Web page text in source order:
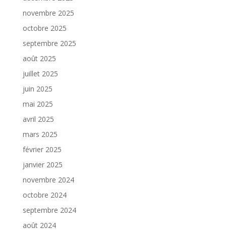
novembre 2025
octobre 2025
septembre 2025
août 2025
juillet 2025
juin 2025
mai 2025
avril 2025
mars 2025
février 2025
janvier 2025
novembre 2024
octobre 2024
septembre 2024
août 2024